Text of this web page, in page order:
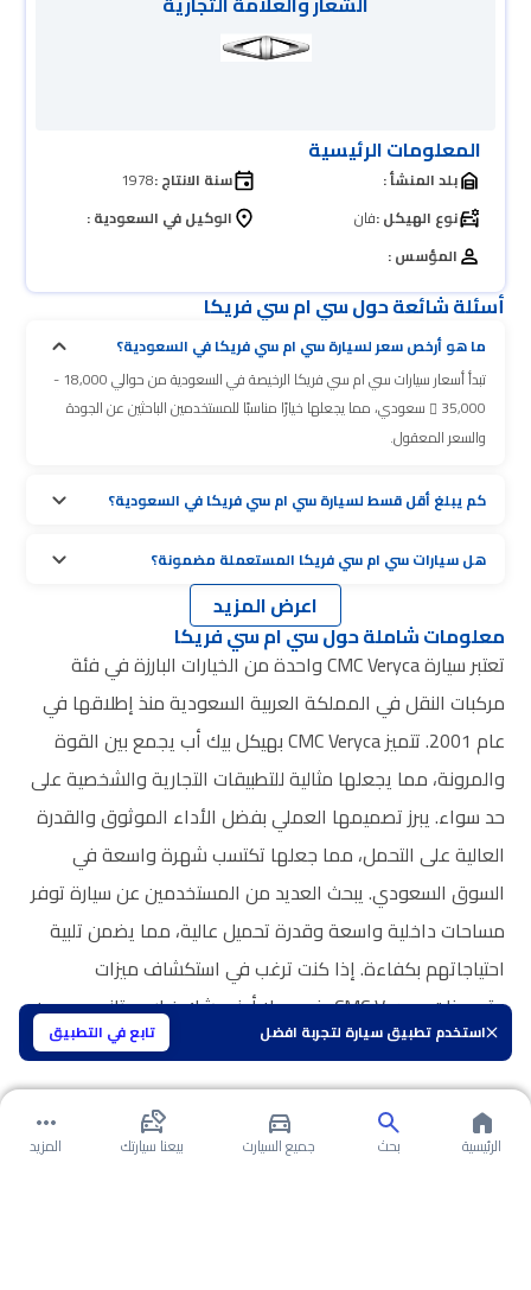
استخدم تطبيق سيارة لتجربة افضل تابع في التطبيق
المعلومات الرئيسية
بلد المنشأ : سنة الانتاج :1978
نوع الهيكل :فان
الوكيل في السعودية :
المؤسس :
أسئلة شائعة حول سي ام سي فريكا
ما هو أرخص سعر لسيارة سي ام سي فريكا في السعودية؟
تبدأ أسعار سيارات سي ام سي فريكا الرخيصة في السعودية من حوالي 18,000 -
35,000
سعودي، مما يجعلها خيارًا مناسبًا للمستخدمين الباحثين عن الجودة
والسعر المعقول.
كم يبلغ أقل قسط لسيارة سي ام سي فريكا في السعودية؟
هل سيارات سي ام سي فريكا المستعملة مضمونة؟
اعرض المزيد
معلومات شاملة حول سي ام سي فريكا
تعتبر سيارة CMC Veryca واحدة من الخيارات البارزة في فئة
مركبات النقل في المملكة العربية السعودية منذ إطلاقها في
عام 2001. تتميز CMC Veryca بهيكل بيك أب يجمع بين القوة
والمرونة، مما يجعلها مثالية للتطبيقات التجارية والشخصية على
حد سواء. يبرز تصميمها العملي بفضل الأداء الموثوق والقدرة
العالية على التحمل، مما جعلها تكتسب شهرة واسعة في
السوق السعودي. يبحث العديد من المستخدمين عن سيارة توفر
مساحات داخلية واسعة وقدرة تحميل عالية، مما يضمن تلبية
احتياجاتهم بكفاءة. إذا كنت ترغب في استكشاف ميزات
وتجهيزات CMC Veryca، فهي بلا أدنى شك خيار ممتاز يجمع بين
الجودة والاعتمادية في كل رحلة.
الرئيسية بحث جميع السيارت بيعنا سيارتك المزيد